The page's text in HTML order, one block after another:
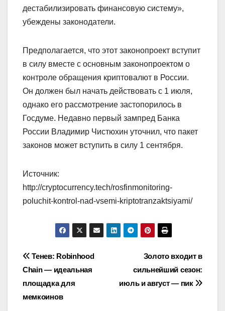
дестабилизировать финансовую систему»,
убеждены законодатели.
Предполагается, что этот законопроект вступит
в силу вместе с основным законопроектом о
контроле обращения криптовалют в России.
Он должен был начать действовать с 1 июля,
однако его рассмотрение застопорилось в
Госдуме. Недавно первый зампред Банка
России Владимир Чистюхин уточнил, что пакет
законов может вступить в силу 1 сентября.
Источник:
http://cryptocurrency.tech/rosfinmonitoring-
poluchit-kontrol-nad-vsemi-kriptotranzaktsiyami/
Навигация
по
записям
Золото входит в
сильнейший сезон:
июль и август — пик
Тенев: Robinhood
Chain — идеальная
площадка для
мемкоинов